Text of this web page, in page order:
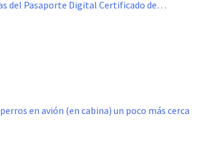
del Pasaporte Digital Certificado de…
en avión (en cabina) un poco más cerca